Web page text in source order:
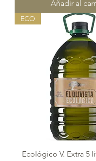
Añadir al
ECO
Ecológico V. Extra 5